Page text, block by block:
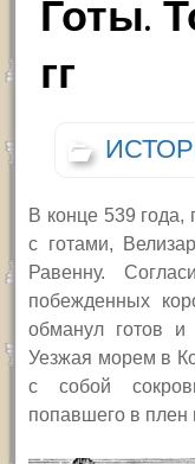
Готы.
гг
В конце 539
с готами,
Равенну.
побежденных
обманул готов и
Уезжая морем в
с собой
попавшего в плен